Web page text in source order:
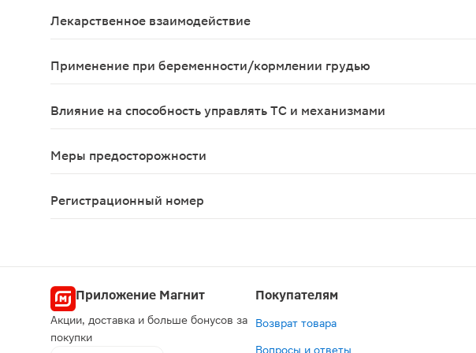
Лекарственное взаимодействие
Применение при беременности/кормлении грудью
Влияние на способность управлять ТС и механизмами
Меры предосторожности
Регистрационный номер
Приложение Магнит
Акции, доставка и больше бонусов за
покупки
Покупателям
Возврат товара
Вопросы и ответы